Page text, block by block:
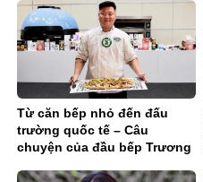
Từ căn bếp nhỏ đến đấu
trường quốc tế – Câu
chuyện của đầu bếp Trương